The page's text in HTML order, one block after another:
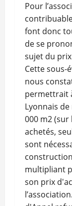
Pour
font donc
de se
sujet du
Cette sous-
nous
permettrait
Lyonnais
000 m2 (sur
achetés,
sont
multipliant
son prix